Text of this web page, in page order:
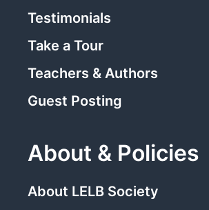
Testimonials
Take a Tour
Teachers & Authors
Guest Posting
About & Policies
About LELB Society